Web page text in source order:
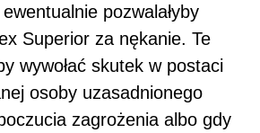
pozwalałyby
Superior za nękanie. Te
wywołać skutek w postaci
osoby uzasadnionego
zagrożenia albo gdy